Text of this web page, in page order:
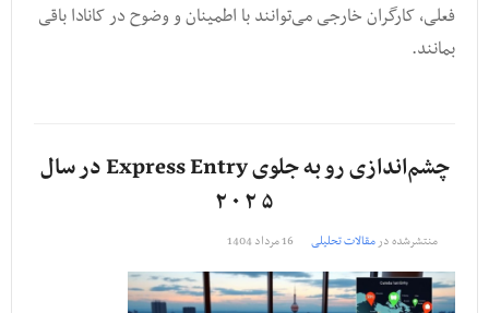
فعلی، کارگران خارجی می‌توانند با اطمینان و وضوح در کانادا باقی
بمانند.
چشم‌اندازی رو به جلوی Express Entry در سال
۵ ۲ ۰ ۲
منتشرشده درمقالات تحلیلی 16 مرداد 1404